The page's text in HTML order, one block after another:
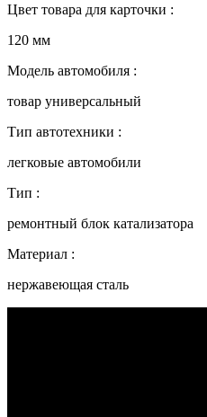
Цвет товара для карточки :
120 мм
Модель автомобиля :
товар универсальный
Тип автотехники :
легковые автомобили
Тип :
ремонтный блок катализатора
Материал :
нержавеющая сталь